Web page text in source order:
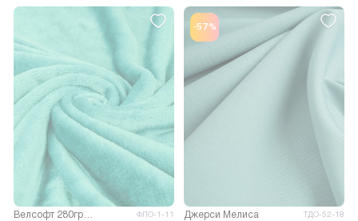
ФЛО-1-11
-57%
Джерси Мелиса ТДО-52-18